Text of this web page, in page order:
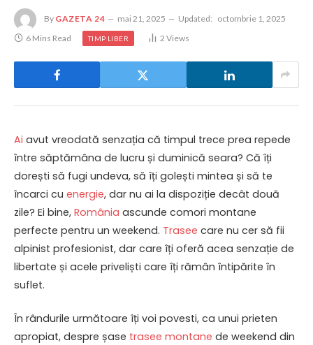
By GAZETA 24 mai 21, 2025 Updated: octombrie 1, 2025
6 Mins Read
TIMP LIBER 2 Views
Ai avut vreodată senzația că timpul trece prea repede
între săptămâna de lucru și duminică seara? Că îți
dorești să fugi undeva, să îți golești mintea și să te
încarci cu energie, dar nu ai la dispoziție decât două
zile? Ei bine, România ascunde comori montane
perfecte pentru un weekend. Trasee care nu cer să fii
alpinist profesionist, dar care îți oferă acea senzație de
libertate și acele priveliști care îți rămân întipărite în
suflet.
În rândurile următoare îți voi povesti, ca unui prieten
apropiat, despre șase trasee montane de weekend din